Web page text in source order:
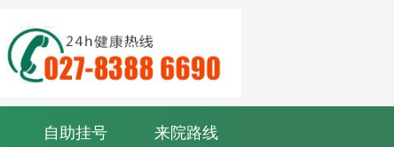
自助挂号 来院路线